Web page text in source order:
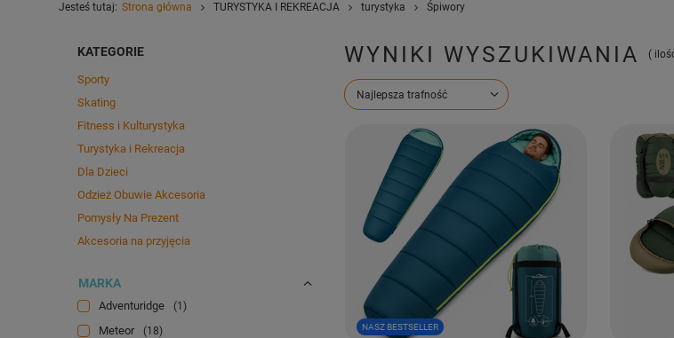
Jesteś tutaj: Strona główna TURYSTYKA I REKREACJA turystyka Śpiwory
KATEGORIE
Sporty
Skating
Fitness i Kulturystyka
Turystyka i Rekreacja
Dla Dzieci
Odzież Obuwie Akcesoria
Pomysły Na Prezent
Akcesoria na przyjęcia
MARKA
Adventuridge 1
Meteor 18
WYNIKI WYSZUKIWANIA (
Zmień sortowanie
Najlepsza trafność
NASZ BESTSELLER